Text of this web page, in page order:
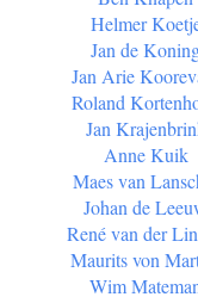
Helmer
Jan de
Jan Arie
Roland
Jan
Anne Kuik
Maes van
Johan de
René van der
Maurits von
Wim